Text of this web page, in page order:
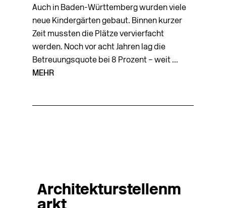
Auch in Baden-Württemberg wurden viele
neue Kindergärten gebaut. Binnen kurzer
Zeit mussten die Plätze vervierfacht
werden. Noch vor acht Jahren lag die
Betreuungsquote bei 8 Prozent – weit ...
MEHR
Architekturstellenm